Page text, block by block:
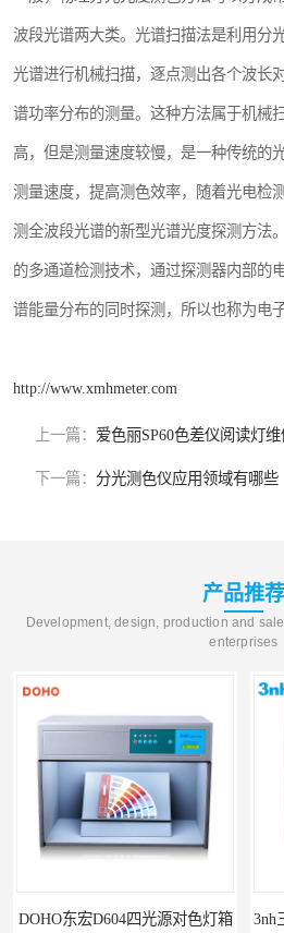
波段光谱两大类。光谱扫描法是利用分
光谱进行机械扫描，逐点测出各个波长
谱功率分布的测量。这种方法属于机械
高，但是测量速度较慢，是一种传统的
测量速度，提高测色效率，随着光电检
测全波段光谱的新型光谱光度探测方法
的多通道检测技术，通过探测器内部的
谱能量分布的同时探测，所以也称为电
http://www.xmhmeter.com
上一篇： 爱色丽SP60色差仪阅读灯
下一篇： 分光测色仪应用领域有哪些
产品推荐
Development, design, production and
enterprises
DOHO东宏D604四光源对色灯箱